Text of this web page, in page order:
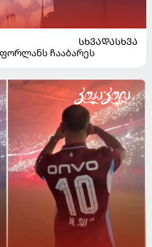
ᲡᲮᲕᲐᲓᲐᲡᲮᲕᲐ
ჩააბარეს